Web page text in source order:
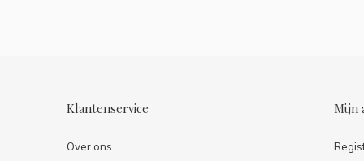
Klantenservice
Over ons
Mijn